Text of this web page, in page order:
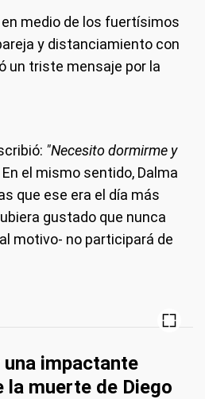
en medio de los fuertísimos
y distanciamiento con
un triste mensaje por la
"Necesito dormirme y
En el mismo sentido, Dalma
que ese era el día más
gustado que nunca
motivo- no participará de
impactante
la muerte de Diego